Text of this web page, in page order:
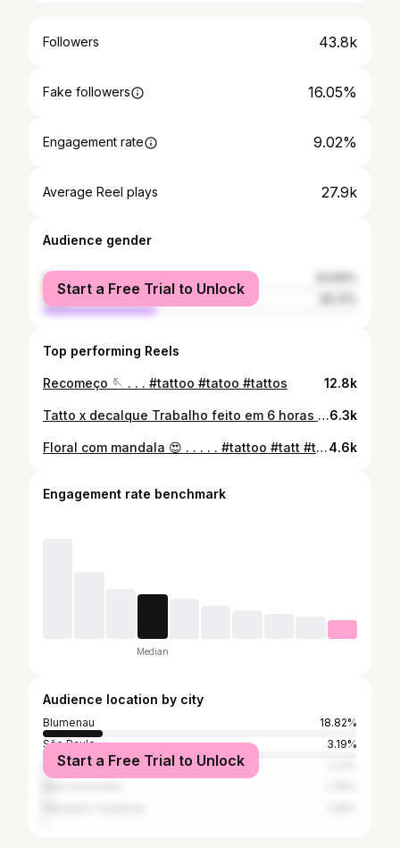
Followers 43.8k
Fake followers 16.05%
Engagement rate 9.02%
Average Reel plays 27.9k
Audience gender
female
male
Start a Free Trial to Unlock
Top performing Reels
Recomeço 🪡 . . . #tattoo #tatoo #tattos 12.8k
Tatto x decalque Trabalho feito em 6 horas . . . . #tatto #tattoos #tattooist #tattoostyle #tattoomodel #tattooideas #decalque #flowers #instagram #tatuagem #brasil #girls #style #tattoolife #tattooartist #tattoogirl #tattooinspiration6.3k
Floral com mandala 😍 . . . . . #tattoo #tatt #tattooedgirl #tattoolifestyle #tattoomagazine #tattoofeminina #tattoed #tattoo2me #tattoogirls #tattoooftheday #tattooshop #instagram #girls #tatuagem #tatuagemfeminina #floral #mandala #tattooideas #tat #tats #delicadeza #fineline4.6k
Engagement rate benchmark
Median
Audience location by city
Blumenau
18.82%
São Paulo
3.19%
Rio de Janeiro
Start a Free Trial to Unlock